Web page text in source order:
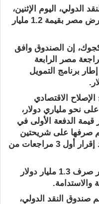
الدولي، اليوم الإثنين،
على صرف الشريحة الرابعة من قرض مصر بقيمة 1.2 مليار
إن الصندوق وافق
مصر الرابعة
إطار برنامج التمويل
الاقتصادي
نحو ملياري دولار،
مليون دولار قيمة الدفعة الأولى في
دولار تم صرفها على شريحتين
في أبريل وأغسطس الماضيين بعد إقرار أول 3 مراجعات من
وبخلاف هذه الشريحة، تترقب مصر صرف 1.3 مليار دولار
والاستدامة.
صندوق النقد الدولي،